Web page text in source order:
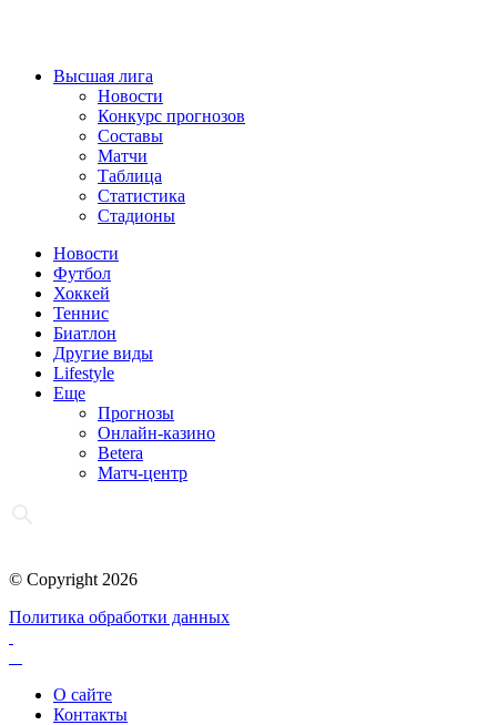
Высшая лига
Новости
Конкурс прогнозов
Составы
Матчи
Таблица
Статистика
Стадионы
Новости
Футбол
Хоккей
Теннис
Биатлон
Другие виды
Lifestyle
Еще
Прогнозы
Онлайн-казино
Betera
Матч-центр
© Copyright 2026
Политика обработки данных
О сайте
Контакты